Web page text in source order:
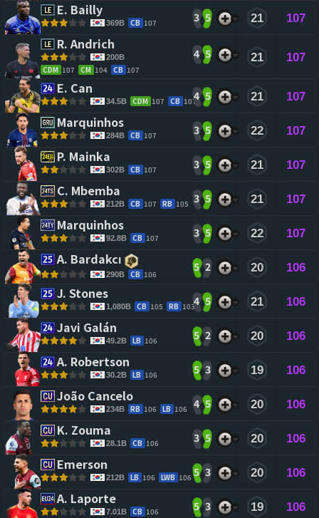
E. Bailly
369B CB 107 3 5 21 107
R. Andrich
200B
CDM 107 CM 104 CB 107
4 5 21 107
E. Can
34.5B CDM 107 CB 1074 5 21 107
Marquinhos
284B CB 107 3 5 22 107
P. Mainka
302B CB 107 3 5 21 107
C. Mbemba
212B CB 107 RB 105 3 5 21 107
Marquinhos
92.8B CB 107 3 5 22 107
A. Bardakcı
290B CB 106
5 2 20 106
J. Stones
1,080B CB 105 RB 1034 5 21 106
Javi Galán
49.2B LB 106 5 2 20 106
A. Robertson
30.2B LB 106 5 3 19 106
João Cancelo
234B RB 106 LB 106 4 5 20 106
K. Zouma
28.1B CB 106 3 5 20 106
Emerson
212B LB 106 LWB 106 5 3 20 106
A. Laporte
7.01B CB 106 5 3 19 106